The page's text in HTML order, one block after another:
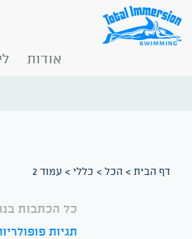
אודות
דף הבית > הכל > כללי > עמוד 2
כל הכתבות
תגיות